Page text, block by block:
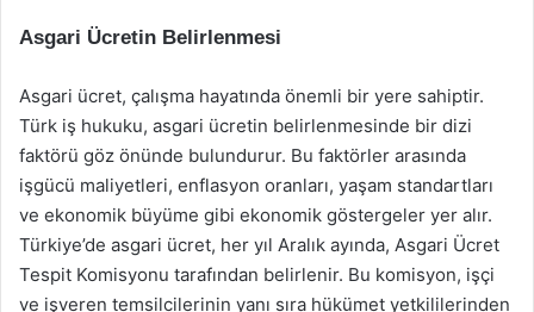
Asgari Ücretin Belirlenmesi
Asgari ücret, çalışma hayatında önemli bir yere sahiptir.
Türk iş hukuku, asgari ücretin belirlenmesinde bir dizi
faktörü göz önünde bulundurur. Bu faktörler arasında
işgücü maliyetleri, enflasyon oranları, yaşam standartları
ve ekonomik büyüme gibi ekonomik göstergeler yer alır.
Türkiye’de asgari ücret, her yıl Aralık ayında, Asgari Ücret
Tespit Komisyonu tarafından belirlenir. Bu komisyon, işçi
ve işveren temsilcilerinin yanı sıra hükümet yetkililerinden